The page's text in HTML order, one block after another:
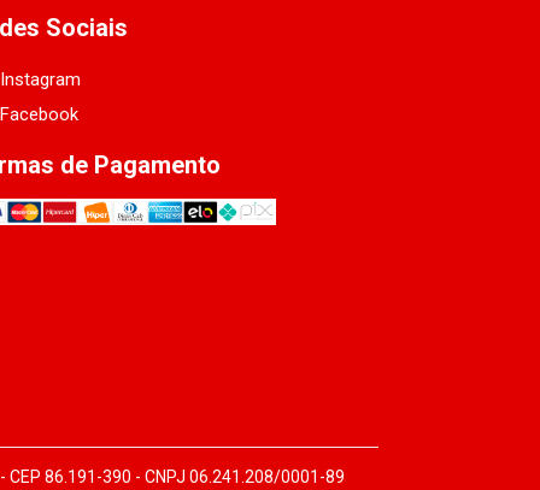
Sociais
Instagram
Facebook
de Pagamento
86.191-390 - CNPJ 06.241.208/0001-89